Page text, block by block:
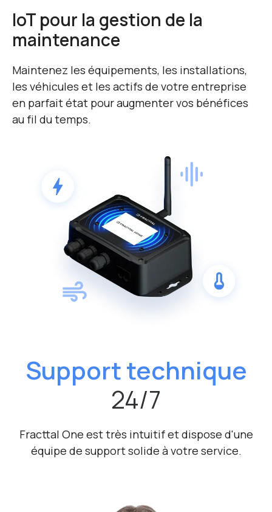
IoT pour la gestion de la
maintenance
Maintenez les équipements, les installations,
les véhicules et les actifs de votre entreprise
en parfait état pour augmenter vos bénéfices
au fil du temps.
Support technique
24/7
Fracttal One est très intuitif et dispose d'une
équipe de support solide à votre service.